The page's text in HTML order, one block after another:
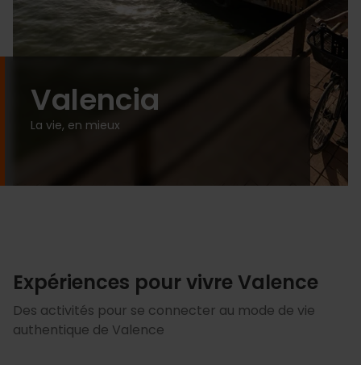
Valencia
La vie, en mieux
Expériences pour vivre Valence
Des activités pour se connecter au mode de vie
authentique de Valence